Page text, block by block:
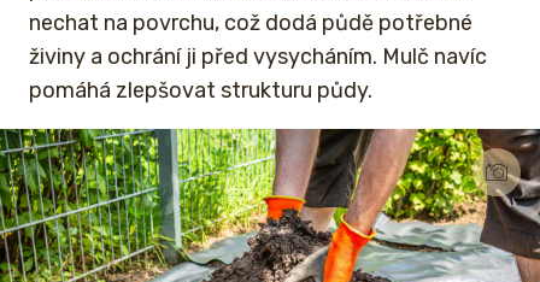
nechat na povrchu, což dodá půdě potřebné
živiny a ochrání ji před vysycháním. Mulč navíc
pomáhá zlepšovat strukturu půdy.